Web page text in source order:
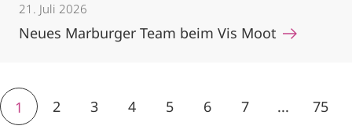
21. Juli 2026
Neues Marburger Team beim Vis Moot
1 2 3 4 5 6 7 ... 75